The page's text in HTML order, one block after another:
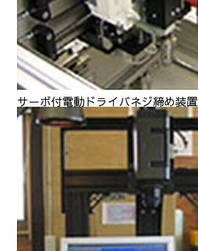
サーボ付電動ドライバネジ締め装置